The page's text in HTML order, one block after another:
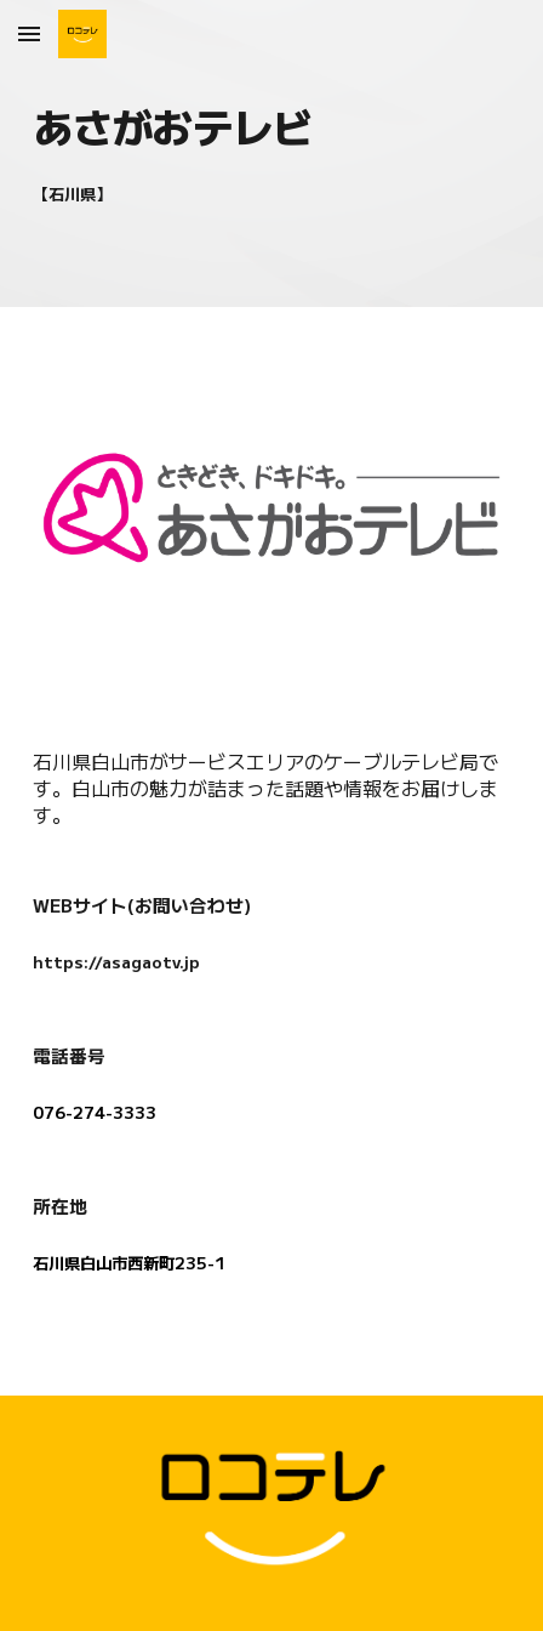
Skip to main content
あさがおテレビ
【石川県】
石川県白山市がサービスエリアのケーブルテレビ局で
す。白山市の魅力が詰まった話題や情報をお届けしま
す。
WEBサイト(お問い合わせ)
https://asagaotv.jp
電話番号
076-274-3333
所在地
石川県白山市西新町235-1